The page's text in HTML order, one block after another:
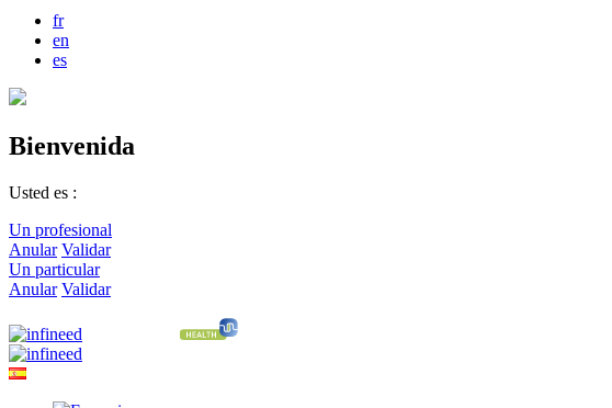
fr
en
es
Bienvenida
Usted es :
Un profesional
Anular Validar
Un particular
Anular Validar